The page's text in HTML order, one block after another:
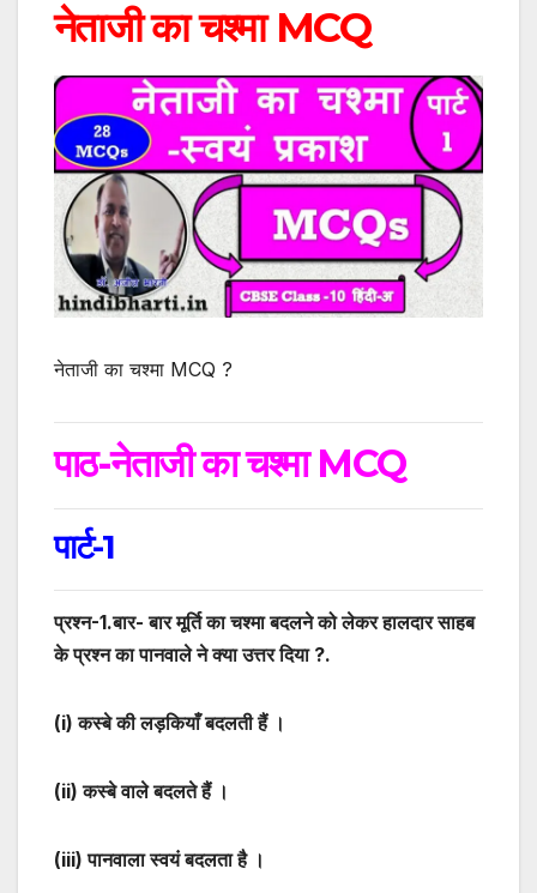
नेताजी का चश्मा MCQ
नेताजी का चश्मा MCQ ?
पाठ-नेताजी का चश्मा MCQ
पार्ट-1
प्रश्न-1.बार- बार मूर्ति का चश्मा बदलने को लेकर हालदार साहब
के प्रश्न का पानवाले ने क्या उत्तर दिया ?.
(i) कस्बे की लड़कियाँ बदलती हैं ।
(ii) कस्बे वाले बदलते हैं ।
(iii) पानवाला स्वयं बदलता है ।